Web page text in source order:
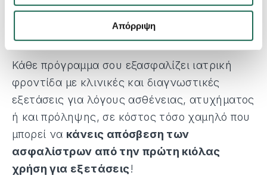
Απόρριψη
Primaireσε συνεργασία με τον Όμιλο
Santé Principe
με τον Όμιλο ΕΥΡΩΚΛΙΝΙΚΗ.
Κάθε πρόγραμμα σου εξασφαλίζει ιατρική
φροντίδα με κλινικές και διαγνωστικές
εξετάσεις για λόγους ασθένειας, ατυχήματος
ή και πρόληψης, σε κόστος τόσο χαμηλό που
μπορεί να κάνεις απόσβεση των
ασφαλίστρων από την πρώτη κιόλας
χρήση για εξετάσεις!